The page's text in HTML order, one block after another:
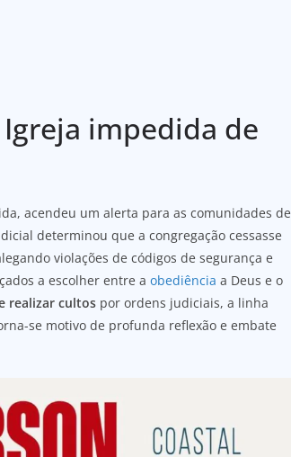
impedida de
acendeu um alerta para as comunidades de
determinou que a congregação cessasse
violações de códigos de segurança e
a escolher entre a obediência a Deus e o
realizar cultos por ordens judiciais, a linha
se motivo de profunda reflexão e embate